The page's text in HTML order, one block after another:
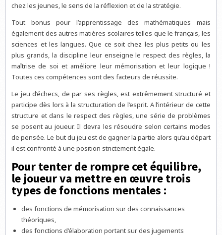
chez les jeunes, le sens de la réflexion et de la stratégie.
Tout bonus pour l’apprentissage des mathématiques mais
également des autres matières scolaires telles que le français, les
sciences et les langues. Que ce soit chez les plus petits ou les
plus grands, la discipline leur enseigne le respect des règles, la
maîtrise de soi et améliore leur mémorisation et leur logique !
Toutes ces compétences sont des facteurs de réussite.
Le jeu d’échecs, de par ses règles, est extrêmement structuré et
participe dès lors à la structuration de l’esprit. A l’intérieur de cette
structure et dans le respect des règles, une série de problèmes
se posent au joueur. Il devra les résoudre selon certains modes
de pensée. Le but du jeu est de gagner la partie alors qu’au départ
il est confronté à une position strictement égale.
Pour tenter de rompre cet équilibre,
le joueur va mettre en œuvre trois
types de fonctions mentales :
des fonctions de mémorisation sur des connaissances
théoriques,
des fonctions d’élaboration portant sur des jugements